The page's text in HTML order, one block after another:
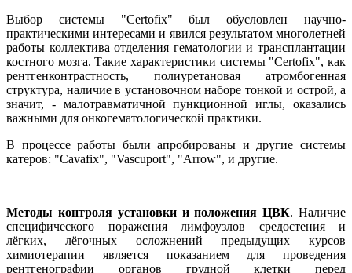
Выбор системы "Certofix" был обусловлен научно-
практическими интересами и явился результатом многолетней
работы коллектива отделения гематологии и трансплантации
костного мозга. Такие характеристики системы "Certofix", как
рентгенконтрастность, полиуретановая атромбогенная
структура, наличие в установочном наборе тонкой и острой, а
значит, - малотравматичной пункционной иглы, оказались
важными для онкогематологической практики.
В процессе работы были апробированы и другие системы
катеров: "Cavafix", "Vascuport", "Arrow", и другие.
Методы контроля установки и положения ЦВК. Наличие
специфического поражения лимфоузлов средостения и
лёгких, лёгочных осложнений предыдущих курсов
химиотерапии является показанием для проведения
рентгенографии органов грудной клетки перед